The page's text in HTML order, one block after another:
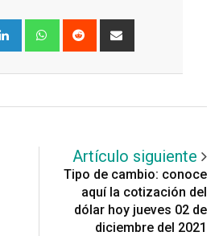
LinkedInWhatsapp
Reddit
via
Artículo siguiente
Tipo de cambio: conoce
aquí la cotización del
dólar hoy jueves 02 de
diciembre del 2021